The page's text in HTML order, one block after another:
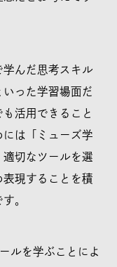
んだ思考スキル
った学習場面だ
活用できること
は「ミューズ学
切なツールを選
現することを積
。
ルを学ぶことによ